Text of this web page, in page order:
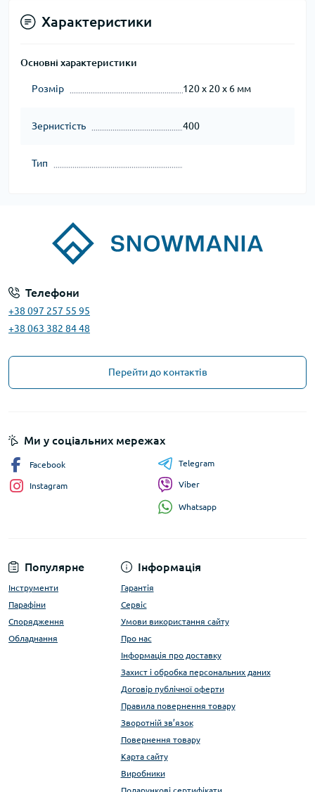
Характеристики
Основні характеристики
Розмір 120 х 20 х 6 мм
Зернистість 400
Тип
Телефони
+38 097 257 55 95
+38 063 382 84 48
Перейти до контактів
Популярне
Інструменти
Парафіни
Спорядження
Обладнання
Інформація
Гарантія
Сервіс
Умови використання сайту
Про нас
Інформація про доставку
Захист і обробка персональних даних
Договір публічної оферти
Правила повернення товару
Зворотній зв’язок
Повернення товару
Карта сайту
Виробники
Ми у соціальних мережах
Facebook
Instagram
Telegram
Viber
Whatsapp